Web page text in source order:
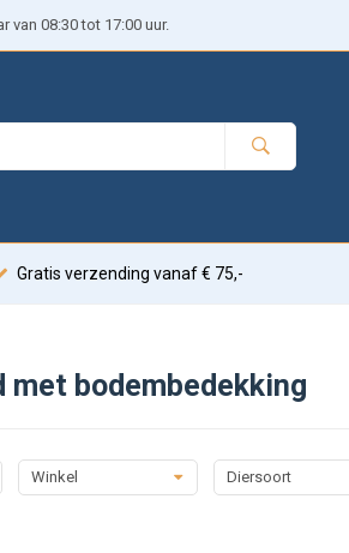
08:30 tot 17:00 uur.
Gratis verzending vanaf € 75,-
met bodembedekking
Winkel Diersoort